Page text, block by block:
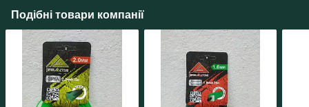
Подібні товари компанії